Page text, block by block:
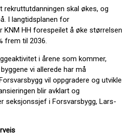
skal økes, og
I langtidsplanen for
KNM HH forespeilet å øke størrelsen
frem til 2036.
i årene som kommer,
vi allerede har må
vil oppgradere og utvikle
blir avklart og
seksjonssjef i Forsvarsbygg, Lars-